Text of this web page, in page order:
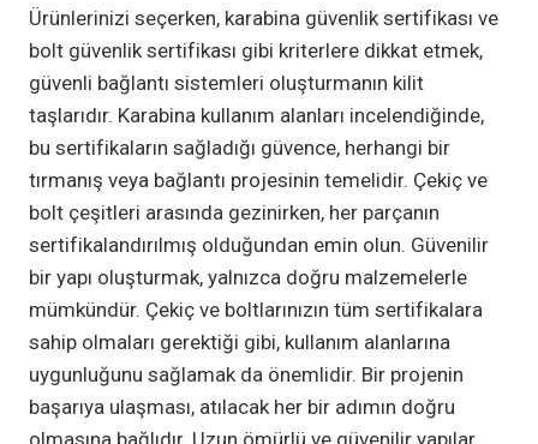
Ürünlerinizi seçerken, karabina güvenlik sertifikası ve
bolt güvenlik sertifikası gibi kriterlere dikkat etmek,
güvenli bağlantı sistemleri oluşturmanın kilit
taşlarıdır. Karabina kullanım alanları incelendiğinde,
bu sertifikaların sağladığı güvence, herhangi bir
tırmanış veya bağlantı projesinin temelidir. Çekiç ve
bolt çeşitleri arasında gezinirken, her parçanın
sertifikalandırılmış olduğundan emin olun. Güvenilir
bir yapı oluşturmak, yalnızca doğru malzemelerle
mümkündür. Çekiç ve boltlarınızın tüm sertifikalara
sahip olmaları gerektiği gibi, kullanım alanlarına
uygunluğunu sağlamak da önemlidir. Bir projenin
başarıya ulaşması, atılacak her bir adımın doğru
olmasına bağlıdır. Uzun ömürlü ve güvenilir yapılar